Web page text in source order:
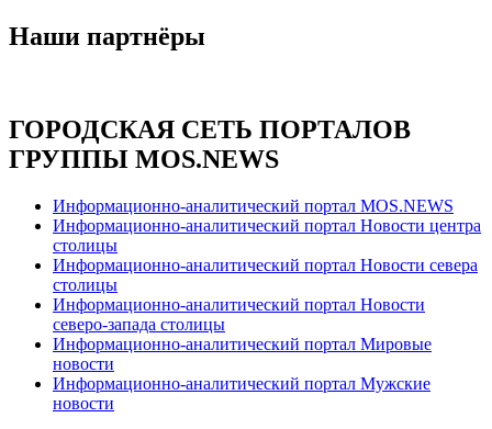
Наши партнёры
ГОРОДСКАЯ СЕТЬ ПОРТАЛОВ
ГРУППЫ MOS.NEWS
Информационно-аналитический портал MOS.NEWS
Информационно-аналитический портал Новости центра
столицы
Информационно-аналитический портал Новости севера
столицы
Информационно-аналитический портал Новости
северо-запада столицы
Информационно-аналитический портал Мировые
новости
Информационно-аналитический портал Мужские
новости